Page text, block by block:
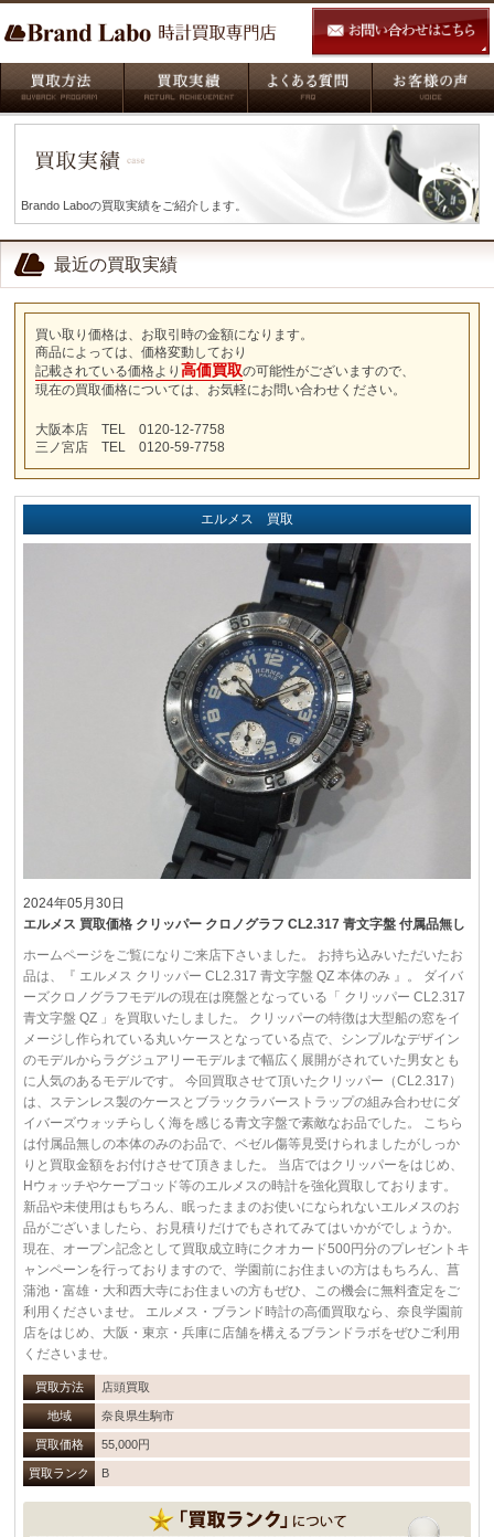
Brando Laboの買取実績をご紹介します。
最近の買取実績
買い取り価格は、お取引時の金額になります。
商品によっては、価格変動しており
記載されている価格より 高価買取の可能性がございますので、
現在の買取価格については、お気軽にお問い合わせください。
大阪本店 TEL 0120-12-7758
三ノ宮店 TEL 0120-59-7758
エルメス 買取
2024年05月30日
エルメス 買取価格 クリッパー クロノグラフ CL2.317 青文字盤 付属品無し
ホームページをご覧になりご来店下さいました。 お持ち込みいただいたお
品は、『 エルメス クリッパー CL2.317 青文字盤 QZ 本体のみ 』。 ダイバ
ーズクロノグラフモデルの現在は廃盤となっている「 クリッパー CL2.317
青文字盤 QZ 」を買取いたしました。 クリッパーの特徴は大型船の窓をイ
メージし作られている丸いケースとなっている点で、シンプルなデザイン
のモデルからラグジュアリーモデルまで幅広く展開がされていた男女とも
に人気のあるモデルです。 今回買取させて頂いたクリッパー（CL2.317）
は、ステンレス製のケースとブラックラバーストラップの組み合わせにダ
イバーズウォッチらしく海を感じる青文字盤で素敵なお品でした。 こちら
は付属品無しの本体のみのお品で、ベゼル傷等見受けられましたがしっか
りと買取金額をお付けさせて頂きました。 当店ではクリッパーをはじめ、
Hウォッチやケープコッド等のエルメスの時計を強化買取しております。
新品や未使用はもちろん、眠ったままのお使いになられないエルメスのお
品がございましたら、お見積りだけでもされてみてはいかがでしょうか。
現在、オープン記念として買取成立時にクオカード500円分のプレゼントキ
ャンペーンを行っておりますので、学園前にお住まいの方はもちろん、菖
蒲池・富雄・大和西大寺にお住まいの方もぜひ、この機会に無料査定をご
利用くださいませ。 エルメス・ブランド時計の高価買取なら、奈良学園前
店をはじめ、大阪・東京・兵庫に店舗を構えるブランドラボをぜひご利用
くださいませ。
買取方法 店頭買取
地域 奈良県生駒市
買取価格 55,000円
買取ランク B